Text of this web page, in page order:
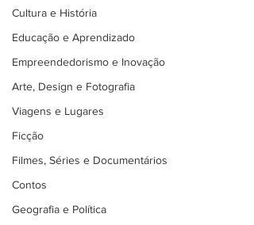
Cultura e História
Educação e Aprendizado
Empreendedorismo e Inovação
Arte, Design e Fotografia
Viagens e Lugares
Ficção
Filmes, Séries e Documentários
Contos
Geografia e Política